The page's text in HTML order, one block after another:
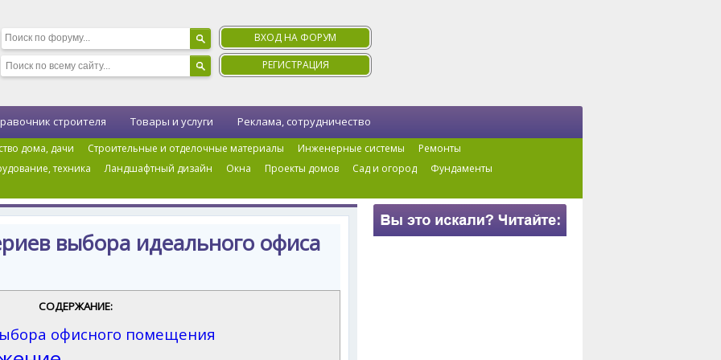
ВХОД НА ФОРУМ
РЕГИСТРАЦИЯ
дома, дачи Строительные и отделочные материалы Инженерные системы
Ремонты
техника Ландшафтный дизайн Окна Проекты домов Сад и огород
Фундаменты
строителя Товары и услуги Реклама, сотрудничество
идеального офиса для бизнеса
выбора идеального офиса
СОДЕРЖАНИЕ:
офисного помещения